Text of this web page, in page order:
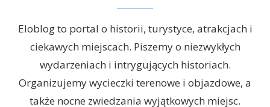
Eloblog to portal o historii, turystyce, atrakcjach i
ciekawych miejscach. Piszemy o niezwykłych
wydarzeniach i intrygujących historiach.
Organizujemy wycieczki terenowe i objazdowe, a
także nocne zwiedzania wyjątkowych miejsc.